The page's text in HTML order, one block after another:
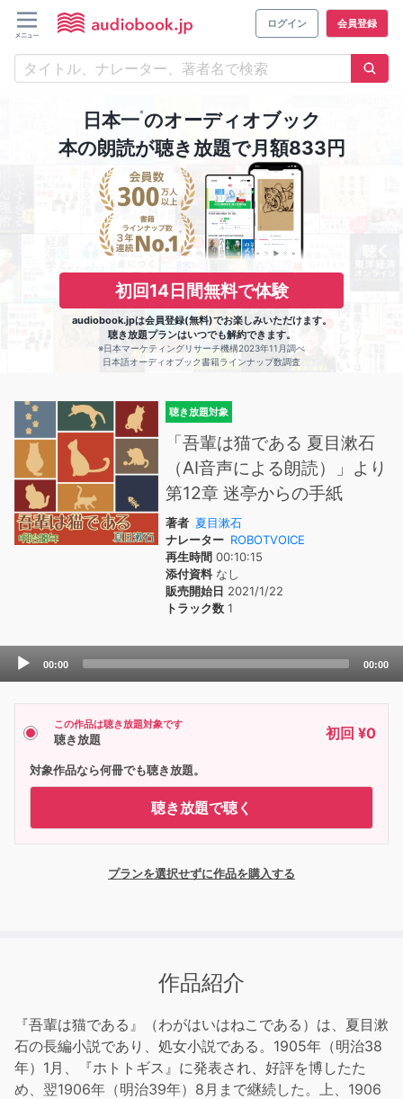
ログイン 会員登録
日本一※のオーディオブック
本の朗読が聴き放題で月額833円
初回14日間無料で体験
audiobook.jpは会員登録(無料)でお楽しみいただけます。
聴き放題プランはいつでも解約できます。
※日本マーケティングリサーチ機構2023年11月調べ
日本語オーディオブック書籍ラインナップ数調査
聴き放題対象
「吾輩は猫である 夏目漱石
（AI音声による朗読）」より
第12章 迷亭からの手紙
著者 夏目漱石
ナレーター ROBOTVOICE
再生時間 00:10:15
添付資料なし
販売開始日 2021/1/22
トラック数 1
Audio
00:00 00:00
この作品は聴き放題対象です
聴き放題 初回 ¥0
対象作品なら何冊でも聴き放題。
聴き放題で聴く
プランを選択せずに作品を購入する
作品紹介
『吾輩は猫である』（わがはいはねこである）は、夏目漱
石の長編小説であり、処女小説である。1905年（明治38
年）1月、『ホトトギス』に発表され、好評を博したた
め、翌1906年（明治39年）8月まで継続した。上、1906